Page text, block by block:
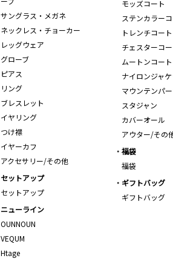
モッズコート
ステンカラー
トレンチコート
チェスターコ
ムートンコート
ナイロンジャケ
マウンテンパ
スタジャン
カバーオール
アウター/その
サングラス・メガネ
ネックレス・チョーカー
レッグウェア
グローブ
ピアス
リング
ブレスレット
イヤリング
つけ襟
イヤーカフ
アクセサリー/その他
福袋
福袋
セットアップ
セットアップ
ギフトバッグ
ギフトバッグ
ニューライン
OUNNOUN
VEQUM
Htage